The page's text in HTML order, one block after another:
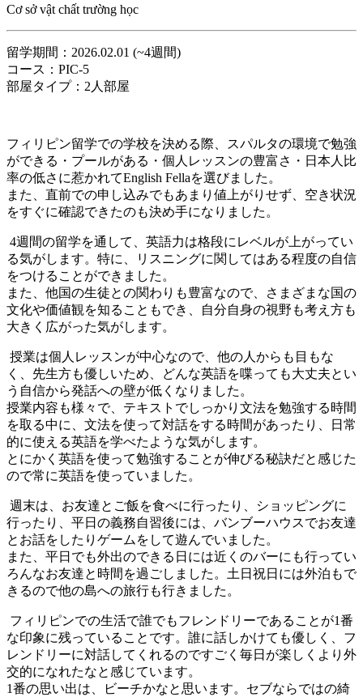
Cơ sở vật chất trường học
留学期間：2026.02.01 (~4週間)
コース：PIC-5
部屋タイプ：2人部屋
フィリピン留学での学校を決める際、スパルタの環境で勉強
ができる・プールがある・個人レッスンの豊富さ・日本人比
率の低さに惹かれてEnglish Fellaを選びました。
また、直前での申し込みでもあまり値上がりせず、空き状況
をすぐに確認できたのも決め手になりました。
4週間の留学を通して、英語力は格段にレベルが上がってい
る気がします。特に、リスニングに関してはある程度の自信
をつけることができました。
また、他国の生徒との関わりも豊富なので、さまざまな国の
文化や価値観を知ることもでき、自分自身の視野も考え方も
大きく広がった気がします。
授業は個人レッスンが中心なので、他の人からも目もな
く、先生方も優しいため、どんな英語を喋っても大丈夫とい
う自信から発話への壁が低くなりました。
授業内容も様々で、テキストでしっかり文法を勉強する時間
を取る中に、文法を使って対話をする時間があったり、日常
的に使える英語を学べたような気がします。
とにかく英語を使って勉強することが伸びる秘訣だと感じた
ので常に英語を使っていました。
週末は、お友達とご飯を食べに行ったり、ショッピングに
行ったり、平日の義務自習後には、バンブーハウスでお友達
とお話をしたりゲームをして遊んでいました。
また、平日でも外出のできる日には近くのバーにも行ってい
ろんなお友達と時間を過ごしました。土日祝日には外泊もで
きるので他の島への旅行も行きました。
フィリピンでの生活で誰でもフレンドリーであることが1番
な印象に残っていることです。誰に話しかけても優しく、フ
レンドリーに対話してくれるのですごく毎日が楽しくより外
交的になれたなと感じています。
1番の思い出は、ビーチかなと思います。セブならではの綺